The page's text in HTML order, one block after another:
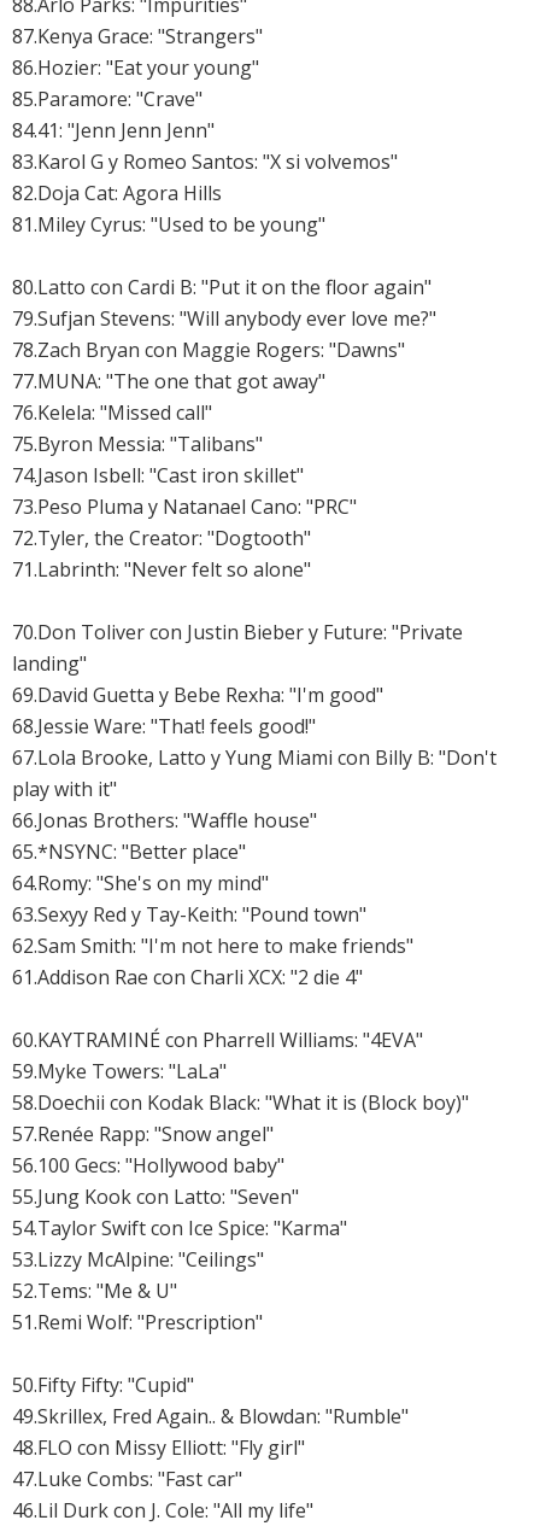
87.Kenya Grace: "Strangers"
86.Hozier: "Eat your young"
85.Paramore: "Crave"
84.41: "Jenn Jenn Jenn"
83.Karol G y Romeo Santos: "X si volvemos"
82.Doja Cat: Agora Hills
81.Miley Cyrus: "Used to be young"
80.Latto con Cardi B: "Put it on the floor again"
79.Sufjan Stevens: "Will anybody ever love me?"
78.Zach Bryan con Maggie Rogers: "Dawns"
77.MUNA: "The one that got away"
76.Kelela: "Missed call"
75.Byron Messia: "Talibans"
74.Jason Isbell: "Cast iron skillet"
73.Peso Pluma y Natanael Cano: "PRC"
72.Tyler, the Creator: "Dogtooth"
71.Labrinth: "Never felt so alone"
70.Don Toliver con Justin Bieber y Future: "Private
landing"
69.David Guetta y Bebe Rexha: "I'm good"
68.Jessie Ware: "That! feels good!"
67.Lola Brooke, Latto y Yung Miami con Billy B: "Don't
play with it"
66.Jonas Brothers: "Waffle house"
65.*NSYNC: "Better place"
64.Romy: "She's on my mind"
63.Sexyy Red y Tay-Keith: "Pound town"
62.Sam Smith: "I'm not here to make friends"
61.Addison Rae con Charli XCX: "2 die 4"
60.KAYTRAMINÉ con Pharrell Williams: "4EVA"
59.Myke Towers: "LaLa"
58.Doechii con Kodak Black: "What it is (Block boy)"
57.Renée Rapp: "Snow angel"
56.100 Gecs: "Hollywood baby"
55.Jung Kook con Latto: "Seven"
54.Taylor Swift con Ice Spice: "Karma"
53.Lizzy McAlpine: "Ceilings"
52.Tems: "Me & U"
51.Remi Wolf: "Prescription"
50.Fifty Fifty: "Cupid"
49.Skrillex, Fred Again.. & Blowdan: "Rumble"
48.FLO con Missy Elliott: "Fly girl"
47.Luke Combs: "Fast car"
46.Lil Durk con J. Cole: "All my life"